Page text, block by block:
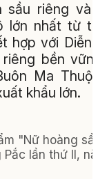
sầu riêng và
lớn nhất từ
hợp với Diễn
bền
Ma
khẩu lớn.
"Nữ hoàng
lần thứ II,